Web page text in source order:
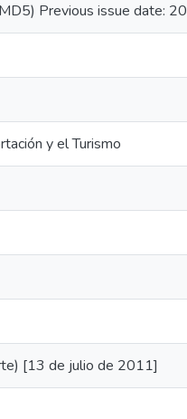
Previous issue date:
y el Turismo
[13 de julio de 2011]